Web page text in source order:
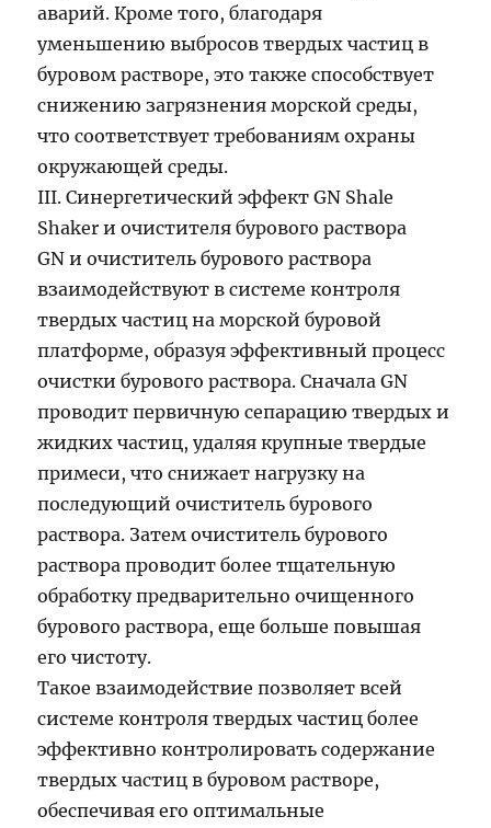
аварий. Кроме того, благодаря
уменьшению выбросов твердых частиц в
буровом растворе, это также способствует
снижению загрязнения морской среды,
что соответствует требованиям охраны
окружающей среды.
III. Синергетический эффект GN Shale
Shaker и очистителя бурового раствора
GN и очиститель бурового раствора
взаимодействуют в системе контроля
твердых частиц на морской буровой
платформе, образуя эффективный процесс
очистки бурового раствора. Сначала GN
проводит первичную сепарацию твердых и
жидких частиц, удаляя крупные твердые
примеси, что снижает нагрузку на
последующий очиститель бурового
раствора. Затем очиститель бурового
раствора проводит более тщательную
обработку предварительно очищенного
бурового раствора, еще больше повышая
его чистоту.
Такое взаимодействие позволяет всей
системе контроля твердых частиц более
эффективно контролировать содержание
твердых частиц в буровом растворе,
обеспечивая его оптимальные